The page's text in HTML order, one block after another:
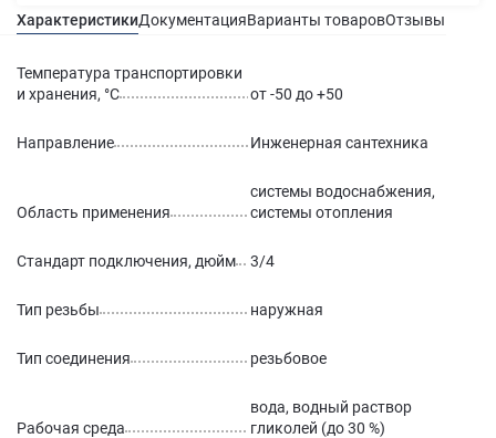
ХарактеристикиДокументацияВарианты товаровОтзывы
Температура транспортировки
и хранения, °С
от -50 до +50
Направление Инженерная сантехника
Область применения
системы водоснабжения,
системы отопления
Стандарт подключения, дюйм 3/4
Тип резьбы наружная
Тип соединения резьбовое
Рабочая среда
вода, водный раствор
гликолей (до 30 %)